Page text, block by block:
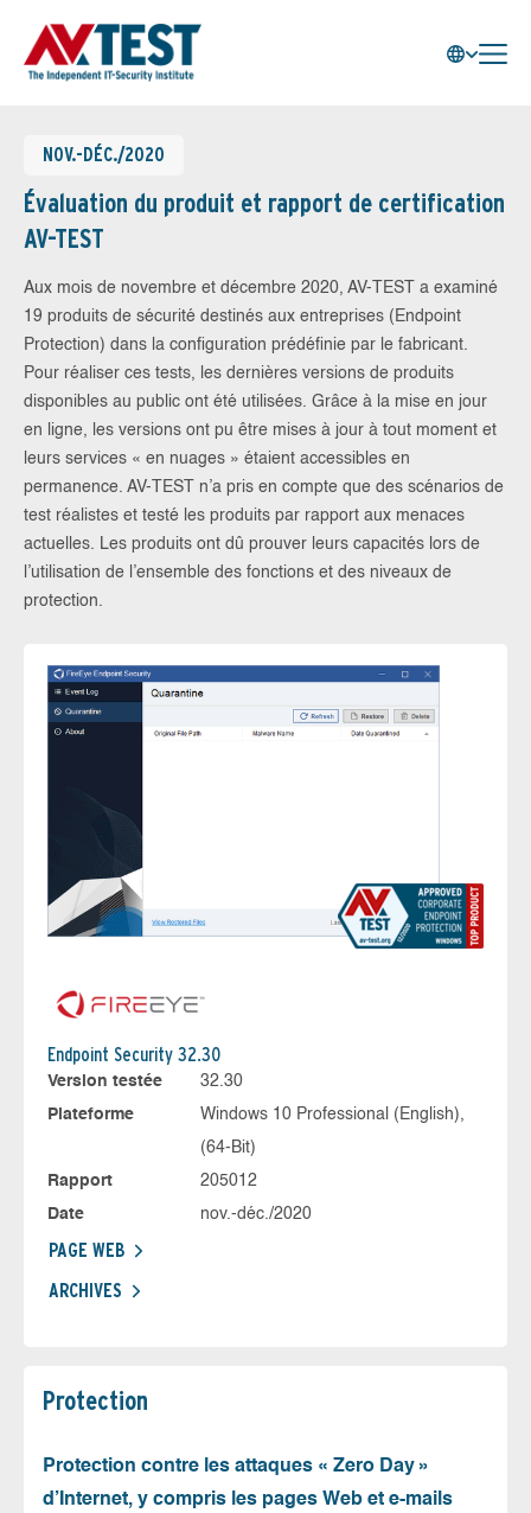
NOV.-DÉC./2020
Évaluation du produit et rapport de certification
AV-TEST
Aux mois de novembre et décembre 2020, AV-TEST a examiné
19 produits de sécurité destinés aux entreprises (Endpoint
Protection) dans la configuration prédéfinie par le fabricant.
Pour réaliser ces tests, les dernières versions de produits
disponibles au public ont été utilisées. Grâce à la mise en jour
en ligne, les versions ont pu être mises à jour à tout moment et
leurs services « en nuages » étaient accessibles en
permanence. AV-TEST n’a pris en compte que des scénarios de
test réalistes et testé les produits par rapport aux menaces
actuelles. Les produits ont dû prouver leurs capacités lors de
l’utilisation de l’ensemble des fonctions et des niveaux de
protection.
Endpoint Security 32.30
Version testée
32.30
Plateforme
Windows 10 Professional (English),
(64-Bit)
Rapport
205012
Date
nov.-déc./2020
PAGE WEB
ARCHIVES
Protection
Protection contre les attaques « Zero Day »
d’Internet, y compris les pages Web et e-mails